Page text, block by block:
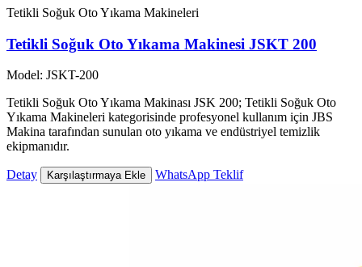
Tetikli Soğuk Oto Yıkama Makineleri
Tetikli Soğuk Oto Yıkama Makinesi JSKT 200
Model: JSKT-200
Tetikli Soğuk Oto Yıkama Makinası JSK 200; Tetikli Soğuk Oto
Yıkama Makineleri kategorisinde profesyonel kullanım için JBS
Makina tarafından sunulan oto yıkama ve endüstriyel temizlik
ekipmanıdır.
Detay Karşılaştırmaya Ekle WhatsApp Teklif